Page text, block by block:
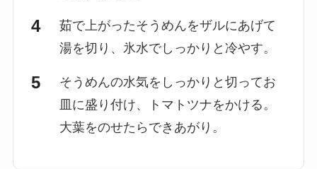
茹で上がったそうめんをザルにあげて
湯を切り、氷水でしっかりと冷やす。
そうめんの水気をしっかりと切ってお
皿に盛り付け、トマトツナをかける。
大葉をのせたらできあがり。